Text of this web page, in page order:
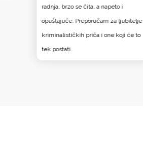
radnja, brzo se čita, a napeto i
opuštajuće. Preporučam za ljubitelje
kriminalističkih priča i one koji će to
tek postati.